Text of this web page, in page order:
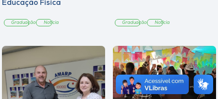
Educação Física
Graduação Notícia Graduação Notícia